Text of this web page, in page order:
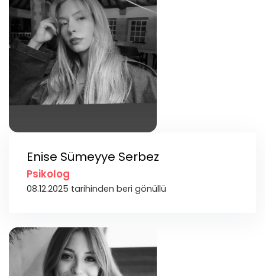
Enise Sümeyye Serbez
Psikolog
08.12.2025 tarihinden beri gönüllü